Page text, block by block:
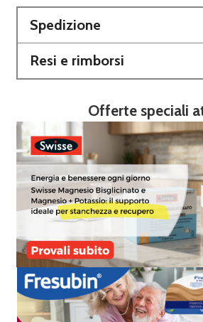
Spedizione
Resi e rimborsi
Offerte speciali